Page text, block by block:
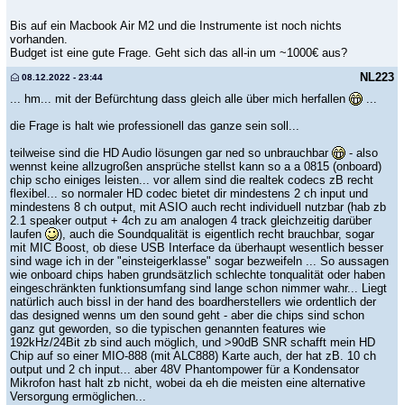
Bis auf ein Macbook Air M2 und die Instrumente ist noch nichts
vorhanden.
Budget ist eine gute Frage. Geht sich das all-in um ~1000€ aus?
NL223
08.12.2022 - 23:44
... hm... mit der Befürchtung dass gleich alle über mich herfallen
...
die Frage is halt wie professionell das ganze sein soll...
teilweise sind die HD Audio lösungen gar ned so unbrauchbar
- also
wennst keine allzugroßen ansprüche stellst kann so a a 0815 (onboard)
chip scho einiges leisten... vor allem sind die realtek codecs zB recht
flexibel... so normaler HD codec bietet dir mindestens 2 ch input und
mindestens 8 ch output, mit ASIO auch recht individuell nutzbar (hab zb
2.1 speaker output + 4ch zu am analogen 4 track gleichzeitig darüber
laufen
), auch die Soundqualität is eigentlich recht brauchbar, sogar
mit MIC Boost, ob diese USB Interface da überhaupt wesentlich besser
sind wage ich in der "einsteigerklasse" sogar bezweifeln ... So aussagen
wie onboard chips haben grundsätzlich schlechte tonqualität oder haben
eingeschränkten funktionsumfang sind lange schon nimmer wahr... Liegt
natürlich auch bissl in der hand des boardherstellers wie ordentlich der
das designed wenns um den sound geht - aber die chips sind schon
ganz gut geworden, so die typischen genannten features wie
192kHz/24Bit zb sind auch möglich, und >90dB SNR schafft mein HD
Chip auf so einer MIO-888 (mit ALC888) Karte auch, der hat zB. 10 ch
output und 2 ch input... aber 48V Phantompower für a Kondensator
Mikrofon hast halt zb nicht, wobei da eh die meisten eine alternative
Versorgung ermöglichen...